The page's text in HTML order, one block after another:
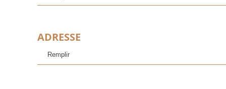
ADRESSE